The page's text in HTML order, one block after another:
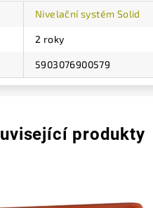
Nivelační systém Solid
2 roky
5903076900579
produkty